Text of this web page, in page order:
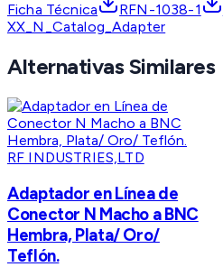
Ficha Técnica RFN-1038-1
XX_N_Catalog_Adapter
Alternativas Similares
RF INDUSTRIES,LTD
Adaptador en Línea de
Conector N Macho a BNC
Hembra, Plata/ Oro/
Teflón.